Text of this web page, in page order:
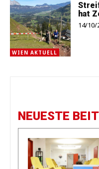
WIEN AKTUELL
hat
14/10/
NEUESTE